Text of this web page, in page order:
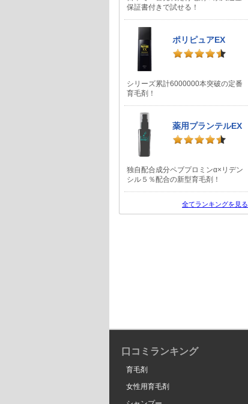
保証書付きで試せる！
ポリピュアEX
シリーズ累計6000000本突破の定番
育毛剤！
薬用プランテルEX
独自配合成分ペブプロミンα×リデン
シル５％配合の新型育毛剤！
全てランキングを見る
口コミランキング
育毛剤
女性用育毛剤